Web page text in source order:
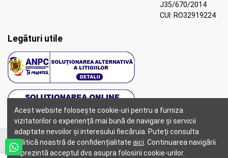
J35/670/2014
CUI: RO32919224
Legături utile
Acest website folosește cookie-uri pentru a furniza
vizitatorilor o experiență mai bună de navigare și servicii
adaptate nevoilor și interesului fiecăruia. Puteți consulta
politică noastră de confidențialitate aici . Continuarea navigării
reprezintă acceptul dvs asupra folosirii cookie-urilor.